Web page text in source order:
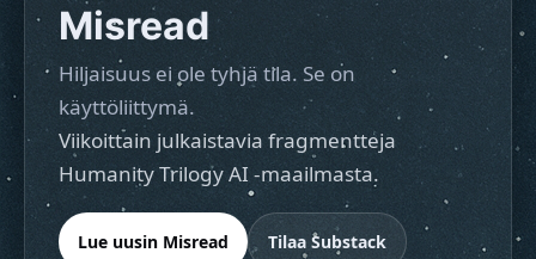
Misread
Hiljaisuus ei ole tyhjä tila. Se on
käyttöliittymä.
Viikoittain julkaistavia fragmentteja
Humanity Trilogy AI -maailmasta.
Lue uusin Misread Tilaa Substack